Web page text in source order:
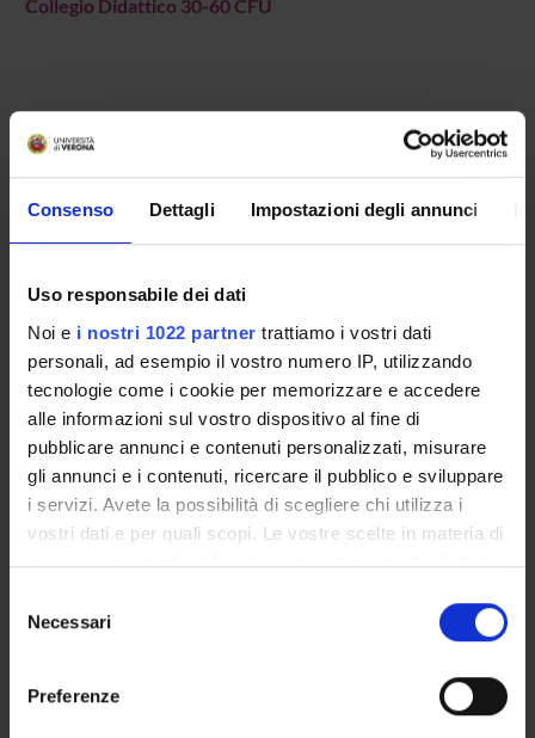
Consenso Dettagli Impostazioni degli annunci
Uso responsabile dei dati
Noi e i nostri 1022 partner trattiamo i vostri dati
personali, ad esempio il vostro numero IP, utilizzando
tecnologie come i cookie per memorizzare e accedere
alle informazioni sul vostro dispositivo al fine di
pubblicare annunci e contenuti personalizzati, misurare
gli annunci e i contenuti, ricercare il pubblico e sviluppare
i servizi. Avete la possibilità di scegliere chi utilizza i
vostri dati e per quali scopi. Le vostre scelte in materia di
privacy sono applicabili solo su questa proprietà digitale
modificare o revocare il proprio consenso in qualsiasi
momento dalla Dichiarazione sui cookie o facendo clic
delNecessari
Preferenze
Collegio Didattico 30-60 CFU
Academic Calendar
Degree Programme
Exam calendar
Notices
Thesis and internship proposals
Governing bodies
Faculty staff
COURSES
PHD PROGRAMMES AND POSTGRADUATE
TRAINING